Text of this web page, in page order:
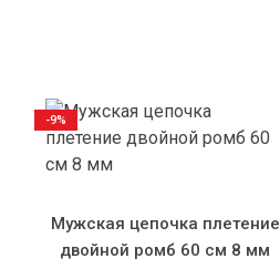
Мужская цепочка плетение
двойной ромб 60 см 8 мм
-9%